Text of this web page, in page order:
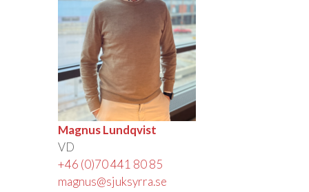
Magnus Lundqvist
VD
+46 (0)70 441 80 85
magnus@sjuksyrra.se